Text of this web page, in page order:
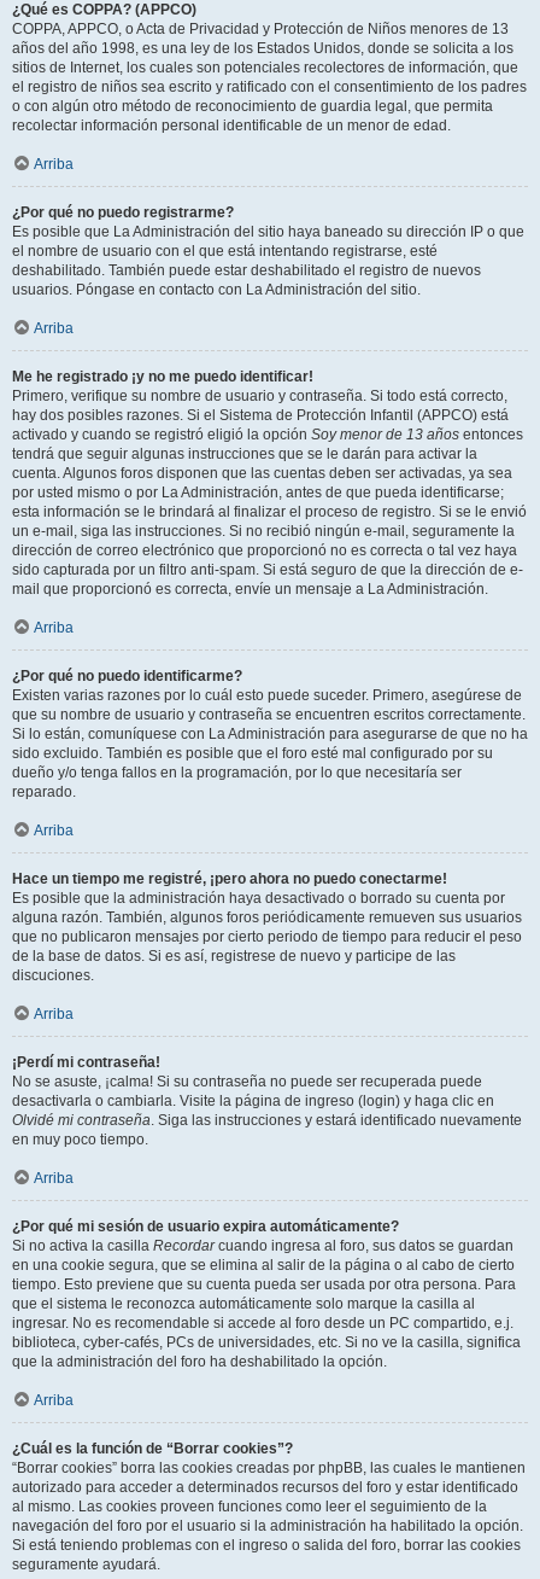
¿Qué es COPPA? (APPCO)
COPPA, APPCO, o Acta de Privacidad y Protección de Niños menores de 13
años del año 1998, es una ley de los Estados Unidos, donde se solicita a los
sitios de Internet, los cuales son potenciales recolectores de información, que
el registro de niños sea escrito y ratificado con el consentimiento de los padres
o con algún otro método de reconocimiento de guardia legal, que permita
recolectar información personal identificable de un menor de edad.
Arriba
¿Por qué no puedo registrarme?
Es posible que La Administración del sitio haya baneado su dirección IP o que
el nombre de usuario con el que está intentando registrarse, esté
deshabilitado. También puede estar deshabilitado el registro de nuevos
usuarios. Póngase en contacto con La Administración del sitio.
Arriba
Me he registrado ¡y no me puedo identificar!
Primero, verifique su nombre de usuario y contraseña. Si todo está correcto,
hay dos posibles razones. Si el Sistema de Protección Infantil (APPCO) está
activado y cuando se registró eligió la opción Soy menor de 13 años entonces
tendrá que seguir algunas instrucciones que se le darán para activar la
cuenta. Algunos foros disponen que las cuentas deben ser activadas, ya sea
por usted mismo o por La Administración, antes de que pueda identificarse;
esta información se le brindará al finalizar el proceso de registro. Si se le envió
un e-mail, siga las instrucciones. Si no recibió ningún e-mail, seguramente la
dirección de correo electrónico que proporcionó no es correcta o tal vez haya
sido capturada por un filtro anti-spam. Si está seguro de que la dirección de e-
mail que proporcionó es correcta, envíe un mensaje a La Administración.
Arriba
¿Por qué no puedo identificarme?
Existen varias razones por lo cuál esto puede suceder. Primero, asegúrese de
que su nombre de usuario y contraseña se encuentren escritos correctamente.
Si lo están, comuníquese con La Administración para asegurarse de que no ha
sido excluido. También es posible que el foro esté mal configurado por su
dueño y/o tenga fallos en la programación, por lo que necesitaría ser
reparado.
Arriba
Hace un tiempo me registré, ¡pero ahora no puedo conectarme!
Es posible que la administración haya desactivado o borrado su cuenta por
alguna razón. También, algunos foros periódicamente remueven sus usuarios
que no publicaron mensajes por cierto periodo de tiempo para reducir el peso
de la base de datos. Si es así, registrese de nuevo y participe de las
discuciones.
Arriba
¡Perdí mi contraseña!
No se asuste, ¡calma! Si su contraseña no puede ser recuperada puede
desactivarla o cambiarla. Visite la página de ingreso (login) y haga clic en
Olvidé mi contraseña. Siga las instrucciones y estará identificado nuevamente
en muy poco tiempo.
Arriba
¿Por qué mi sesión de usuario expira automáticamente?
Si no activa la casilla Recordarcuando ingresa al foro, sus datos se guardan
en una cookie segura, que se elimina al salir de la página o al cabo de cierto
tiempo. Esto previene que su cuenta pueda ser usada por otra persona. Para
que el sistema le reconozca automáticamente solo marque la casilla al
ingresar. No es recomendable si accede al foro desde un PC compartido, e.j.
biblioteca, cyber-cafés, PCs de universidades, etc. Si no ve la casilla, significa
que la administración del foro ha deshabilitado la opción.
Arriba
¿Cuál es la función de “Borrar cookies”?
“Borrar cookies” borra las cookies creadas por phpBB, las cuales le mantienen
autorizado para acceder a determinados recursos del foro y estar identificado
al mismo. Las cookies proveen funciones como leer el seguimiento de la
navegación del foro por el usuario si la administración ha habilitado la opción.
Si está teniendo problemas con el ingreso o salida del foro, borrar las cookies
seguramente ayudará.